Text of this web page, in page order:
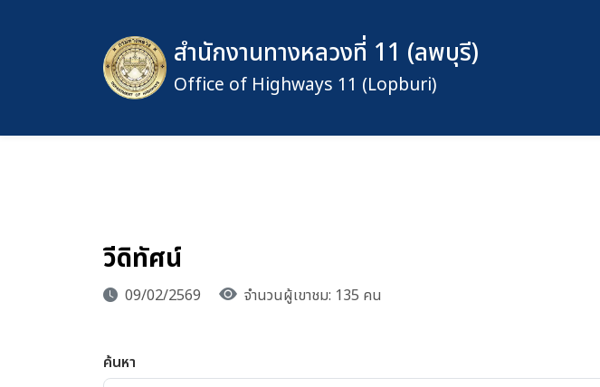
สำนักงานทางหลวงที่ 11 (ลพบุรี)
Office of Highways 11 (Lopburi)
วีดิทัศน์
09/02/2569 จำนวนผู้เขาชม: 135 คน
ค้นหา